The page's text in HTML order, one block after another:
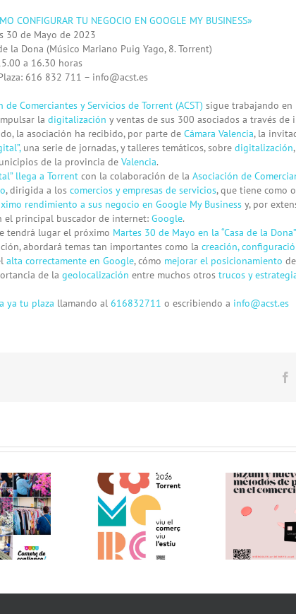
CONFIGURAR TU NEGOCIO EN GOOGLE MY BUSINESS»
30 de Mayo de 2023
la Dona (Músico Mariano Puig Yago, 8. Torrent)
a 16.30 horas
616 832 711 – info@acst.es
de Comerciantes y Servicios de Torrent (ACST) sigue trabajando en
la digitalización y ventas de sus 300 asociados a través de
la asociación ha recibido, por parte de Cámara Valencia, la
una serie de jornadas, y talleres temáticos, sobre digitalización
de la provincia de Valencia.
llega a Torrent con la colaboración de la Asociación de
, dirigida a los comercios y empresas de servicios, que tiene como
rendimiento a sus negocio en Google My Business y, por
el principal buscador de internet: Google.
tendrá lugar el próximo Martes 30 de Mayo en la “Casa de la Dona”
abordará temas tan importantes como la creación,
alta correctamente en Google, cómo mejorar el posicionamiento
de la geolocalización entre muchos otros trucos y
ya tu plaza llamando al 616832711 o escribiendo a info@acst.es
a visitar
al Carrer
Torrent» !!
(12.06.26) !!
Charla Empresarial:
Bizum y nuevo
métodos de pago en
el comercio (27.05.26)
!!!
en la